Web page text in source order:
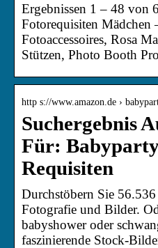
Ergebnissen 1 – 48
Fotorequisiten Mädchen
Fotoaccessoires, Rosa
Stützen, Photo Booth
http s://www.amazon.de ›
Suchergebnis
Für:
Requisiten
Durchstöbern Sie
Fotografie und Bilder.
babyshower oder
faszinierende Stock-